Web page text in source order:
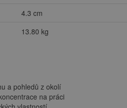
4.3 cm
13.80 kg
a pohledů z okolí
na práci